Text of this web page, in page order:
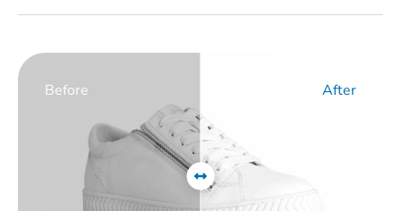
Before After